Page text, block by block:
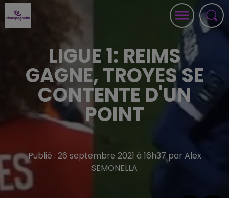
LIGUE 1: REIMS
GAGNE, TROYES SE
CONTENTE D'UN
POINT
Publié : 26 septembre 2021 à 16h37 par Alex
SEMONELLA